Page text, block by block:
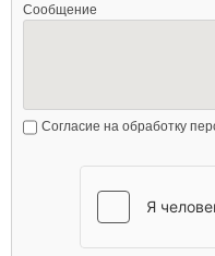
Сообщение
Согласие на обработку